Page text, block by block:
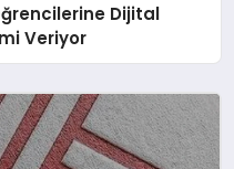
Dijital
Veriyor